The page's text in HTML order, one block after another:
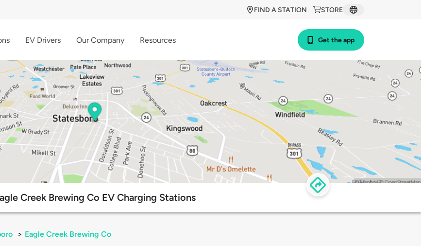
STORE
FIND A STATION
EV Drivers Our Company Resources Get the app
Creek Brewing Co EV Charging Stations
> Eagle Creek Brewing Co